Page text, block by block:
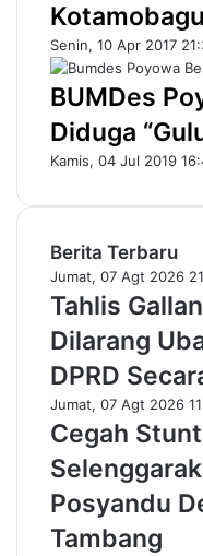
Kotamobagu
Senin, 10 Apr 2017
BUMDes
Diduga
Kamis, 04 Jul 2019
Berita Terbaru
Jumat, 07 Agt 2026
Tahlis
Dilarang
DPRD
Jumat, 07 Agt 2026
Cegah
Posyandu
Tambang